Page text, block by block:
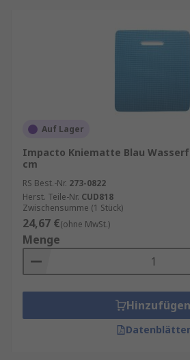
Auf Lager
Impacto Kniematte Blau
cm
RS Best.-Nr. 273-0822
Herst. Teile-Nr. CUD818
Zwischensumme (1 Stück)
24,67 €(ohne MwSt.)
Menge
Hinzufügen
Datenblätter